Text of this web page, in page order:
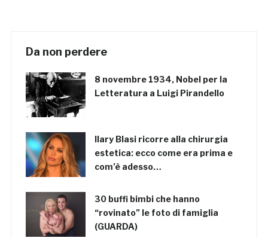
Da non perdere
8 novembre 1934, Nobel per la
Letteratura a Luigi Pirandello
Ilary Blasi ricorre alla chirurgia
estetica: ecco come era prima e
com’è adesso…
30 buffi bimbi che hanno
“rovinato” le foto di famiglia
(GUARDA)